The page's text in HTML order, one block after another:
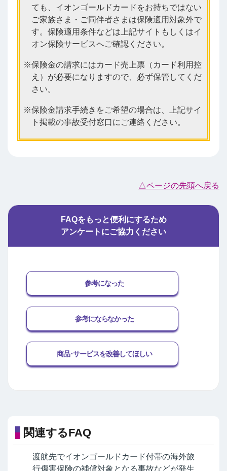
ても、イオンゴールドカードをお持ちではない
ご家族さま・ご同伴者さまは保険適用対象外で
す。保険適用条件などは上記サイトもしくはイ
オン保険サービスへご確認ください。
保険金の請求にはカード売上票（カード利用控
え）が必要になりますので、必ず保管してくだ
さい。
保険金請求手続きをご希望の場合は、上記サイ
ト掲載の事故受付窓口にご連絡ください。
△ページの先頭へ戻る
FAQをもっと便利にするため
アンケートにご協力ください
参考になった
参考にならなかった
商品･サービスを改善してほしい
関連するFAQ
渡航先でイオンゴールドカード付帯の海外旅
行傷害保険の補償対象となる事故などが発生